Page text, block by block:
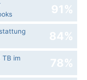
91%
84%
TB im
78%